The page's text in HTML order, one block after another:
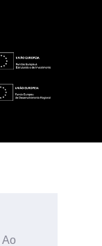
Ao